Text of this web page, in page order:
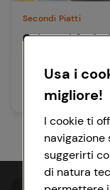
Secondi Piatti
Calamari
80 min Media
Usa i
migliore!
I cookie ti
suggerirti
di natura